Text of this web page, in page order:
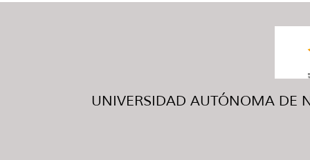
UNIVERSIDAD AUTÓNOMA DE